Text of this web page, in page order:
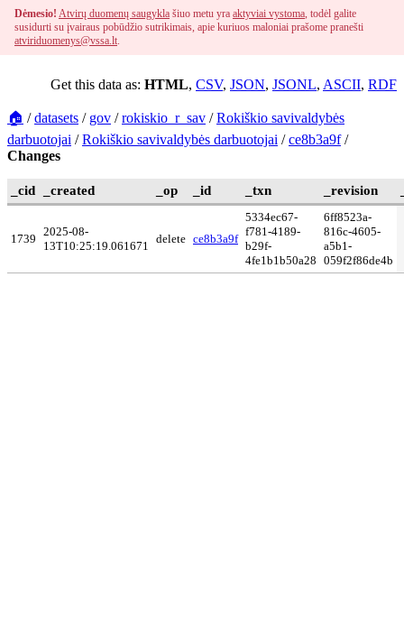
Dėmesio! Atvirų duomenų saugykla šiuo metu yra aktyviai vystoma, todėl galite
susidurti su įvairaus pobūdžio sutrikimais, apie kuriuos maloniai prašome pranešti
atviriduomenys@vssa.lt.
Get this data as: HTML, CSV, JSON, JSONL, ASCII, RDF
🏠 /datasets / gov /rokiskio_r_sav /Rokiškio savivaldybės
darbuotojai /Rokiškio savivaldybės darbuotojai /ce8b3a9f/
Changes
_cid _created _op _id _txn _revision
1739
2025-08-
13T10:25:19.061671
delete ce8b3a9f
5334ec67-
f781-4189-
b29f-
4fe1b1b50a28
6ff8523a-
816c-4605-
a5b1-
059f2f86de4b